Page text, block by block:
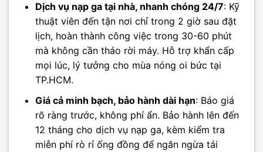
Dịch vụ nạp ga tại nhà, nhanh chóng 24/7: Kỹ
thuật viên đến tận nơi chỉ trong 2 giờ sau đặt
lịch, hoàn thành công việc trong 30-60 phút
mà không cần tháo rời máy. Hỗ trợ khẩn cấp
mọi lúc, lý tưởng cho mùa nóng oi bức tại
TP.HCM.
Giá cả minh bạch, bảo hành dài hạn: Báo giá
rõ ràng trước, không phí ẩn. Bảo hành lên đến
12 tháng cho dịch vụ nạp ga, kèm kiểm tra
miễn phí rò rỉ ống đồng để ngăn ngừa tái